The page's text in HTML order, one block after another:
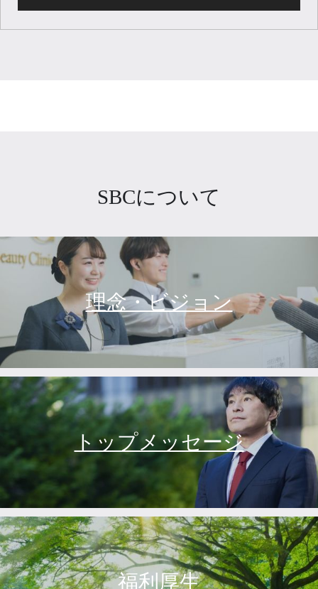
SBCについて
理念・ビジョン
トップメッセージ
福利厚生